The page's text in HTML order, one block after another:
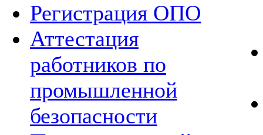
Регистрация ОПО
Аттестация
работников по
промышленной
безопасности